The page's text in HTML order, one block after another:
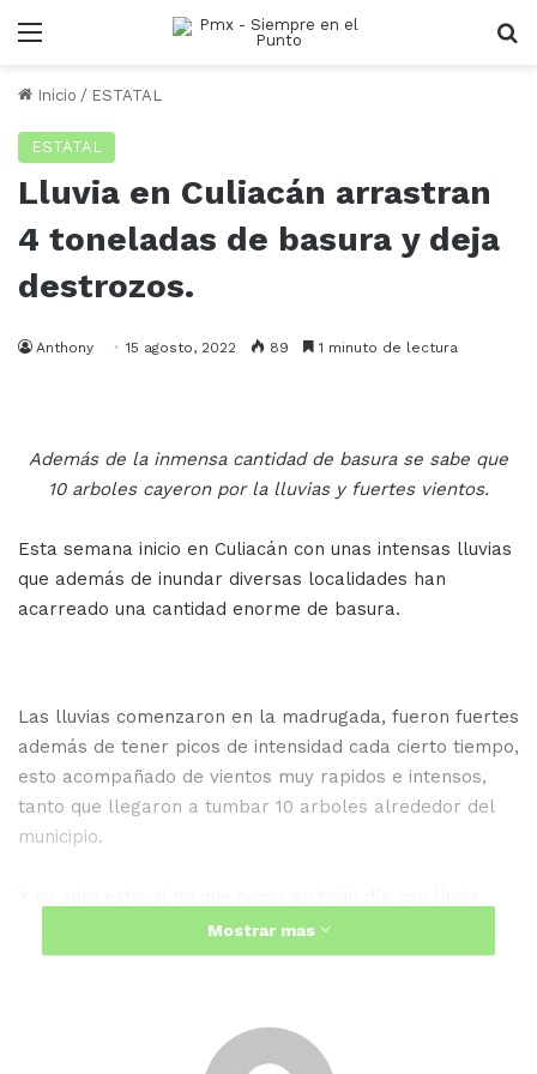
Menu
Inicio / ESTATAL
ESTATAL
Lluvia en Culiacán arrastran
4 toneladas de basura y deja
destrozos.
Anthony 15 agosto, 2022 89 1 minuto de lectura
Además de la inmensa cantidad de basura se sabe que
10 arboles cayeron por la lluvias y fuertes vientos.
Esta semana inicio en Culiacán con unas intensas lluvias
que además de inundar diversas localidades han
acarreado una cantidad enorme de basura.
Las lluvias comenzaron en la madrugada, fueron fuertes
además de tener picos de intensidad cada cierto tiempo,
esto acompañado de vientos muy rapidos e intensos,
tanto que llegaron a tumbar 10 arboles alrededor del
municipio.
demasiado intensa, la basura dejada por miles de
transeuntes fue arrastrada, tapando coladeras, rejillas
Mostrar mas